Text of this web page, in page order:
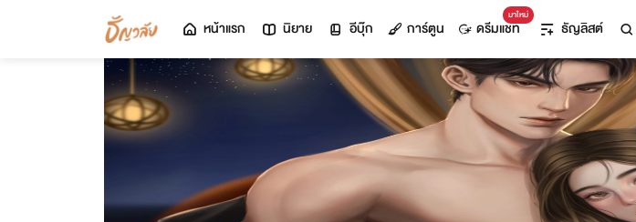
หน้าแรก นิยาย อีบุ๊ก การ์ตูน
มาใหม่
ดรีมแชท ธัญลิสต์